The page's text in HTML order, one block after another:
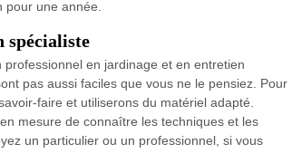
pour une année.
spécialiste
professionnel en jardinage et en entretien
pas aussi faciles que vous ne le pensiez. Pour
faire et utiliserons du matériel adapté.
mesure de connaître les techniques et les
un particulier ou un professionnel, si vous